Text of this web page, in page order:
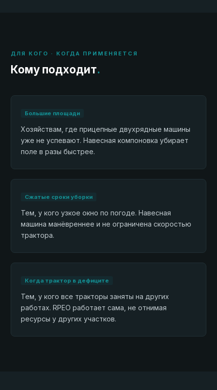
ДЛЯ КОГО · КОГДА ПРИМЕНЯЕТСЯ
Кому подходит.
Большие площади
Хозяйствам, где прицепные двухрядные машины
уже не успевают. Навесная компоновка убирает
поле в разы быстрее.
Сжатые сроки уборки
Тем, у кого узкое окно по погоде. Навесная
машина манёвреннее и не ограничена скоростью
трактора.
Когда трактор в дефиците
Тем, у кого все тракторы заняты на других
работах. RPEO работает сама, не отнимая
ресурсы у других участков.